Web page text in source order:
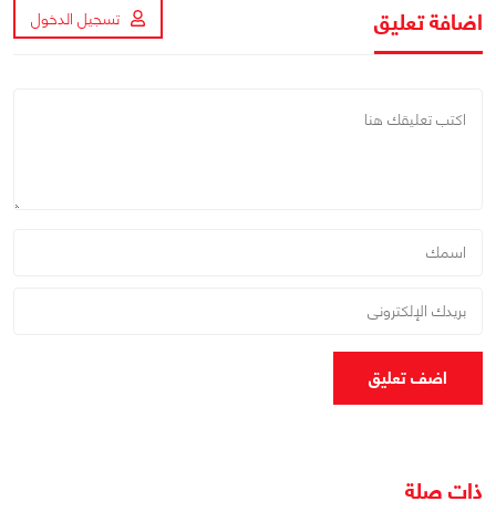
اضافة تعليق تسجيل الدخول
اضف تعليق
ذات صلة